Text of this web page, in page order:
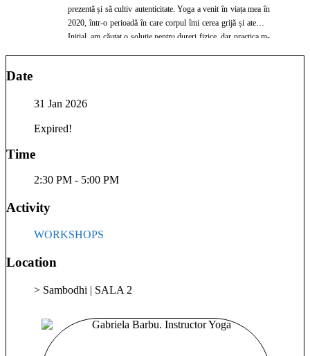
prezentă și să cultiv autenticitate. Yoga a venit în viața mea în
2020, într-o perioadă în care corpul îmi cerea grijă și atenție.
Inițial, am căutat o soluție pentru dureri fizice, dar practica m-
punte de echilibru între minte, trup și suflet. Experiența
să înțeleg oamenii în contexte reale – în presiune, în deadline-
tăcute și a nevoii de a ne regăsi pe noi, dincolo de toate
ceea ce ofer – workshopuri, clase sau sesiuni individuale –
aceste calități pot fi redescoperite și ancorate în viața de zi cu
că, dacă ne ascultăm sincer, răspunsurile sunt deja în noi.
Putem învăța să trăim în echilibru, în bucurie, cu sens – fără
Date
31 Jan 2026
Expired!
Time
2:30 PM - 5:00 PM
Activity
WORKSHOPS
Location
> Sambodhi | SALA 2